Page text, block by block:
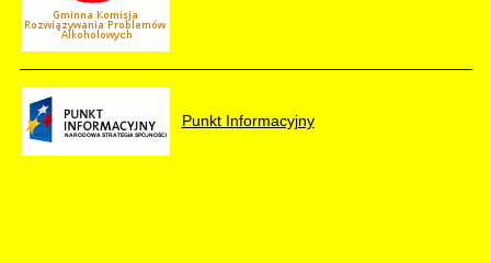
Punkt Informacyjny